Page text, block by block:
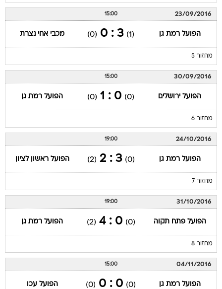
23/09/2016
15:00
הפועל רמת גן (1)
3 : 0
(0) מכבי אחי נצרת
מחזור 5
30/09/2016
15:00
הפועל ירושלים (0)
0 : 1
(0) הפועל רמת גן
מחזור 6
24/10/2016
19:00
הפועל רמת גן (0)
3 : 2
(2) הפועל ראשון לציון
מחזור 7
31/10/2016
19:00
הפועל פתח תקוה (0)
0 : 4
(2) הפועל רמת גן
מחזור 8
04/11/2016
15:00
הפועל רמת גן (0)
0 : 0
(0) הפועל עכו